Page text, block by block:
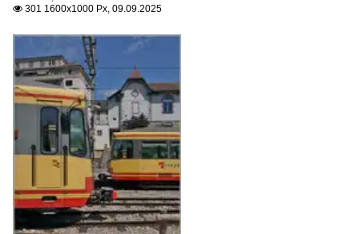
DbZ Überführungsfahrten, Züge für besondere Zwecke
Regionalzüge (Bundesländer)
Hessen
S-Bahnen und Regionalstadtbahnen
Albtal-Verkehrsgesellschaft mbH Karlsruhe ·AVG·
Mehrsystemstadtbahn Heilbronn ·AVG·
Sonstiges
Kurioses
 301 1600x1000 Px, 09.09.2025